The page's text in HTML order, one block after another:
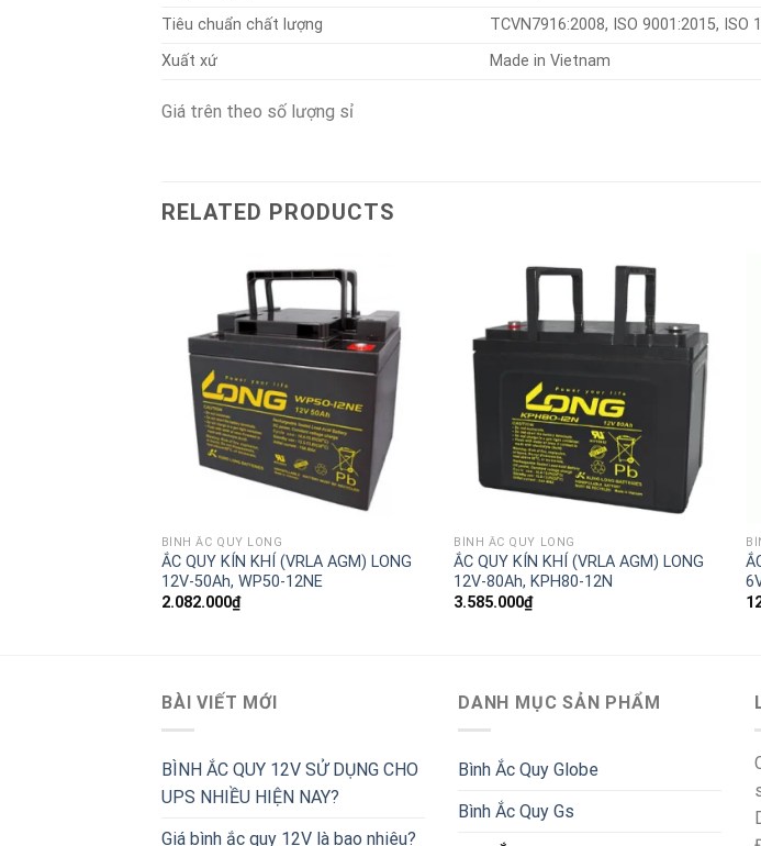
Tiêu chuẩn chất lượng
TCVN7916:2008, ISO 9001:2015, ISO
Xuất xứ
Made in Vietnam
Giá trên theo số lượng sỉ
RELATED PRODUCTS
BÌNH ẮC QUY LONG
ẮC QUY KÍN KHÍ (VRLA AGM) LONG
12V-50Ah, WP50-12NE
2.082.000₫
BÌNH ẮC QUY LONG
ẮC QUY KÍN KHÍ (VRLA AGM) LONG
12V-80Ah, KPH80-12N
3.585.000₫
BÀI VIẾT MỚI
BÌNH ẮC QUY 12V SỬ DỤNG CHO
UPS NHIỀU HIỆN NAY?
Giá bình ắc quy 12V là bao nhiêu?
DANH MỤC SẢN PHẨM
Bình Ắc Quy Globe
Bình Ắc Quy Gs